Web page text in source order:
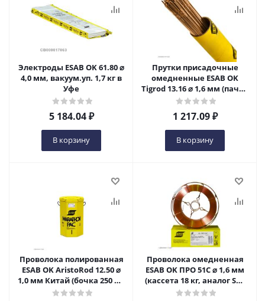
Электроды ESAB OK 61.80 ⌀
4,0 мм, вакуум.уп. 1,7 кг в
Уфе
5 184.04₽
В корзину
Прутки присадочные
омедненные ESAB OK
Tigrod 13.16 ⌀ 1,6 мм (пачка
5 кг) в Уфе
1 217.09₽
В корзину
Проволока полированная
ESAB OK AristoRod 12.50 ⌀
1,0 мм Китай (бочка 250 кг)
в Уфе
Проволока омедненная
ESAB OK ПРО 51С ⌀ 1,6 мм
(кассета 18 кг, аналог SM-
70, SG-2) в Уфе